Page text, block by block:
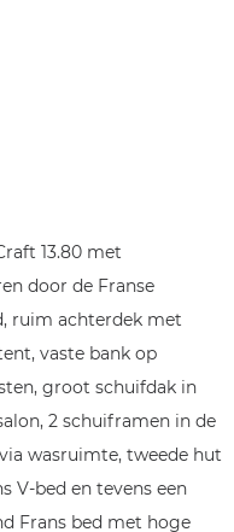
13.80 met
door de Franse
ruim achterdek met
vaste bank op
groot schuifdak in
2 schuiframen in de
wasruimte, tweede hut
V-bed en tevens een
Frans bed met hoge